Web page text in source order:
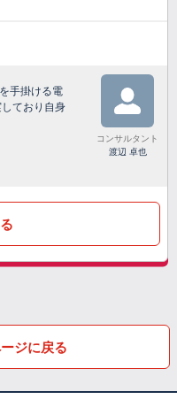
手掛ける電
ており自身
コンサルタント
渡辺 卓也
ジに戻る